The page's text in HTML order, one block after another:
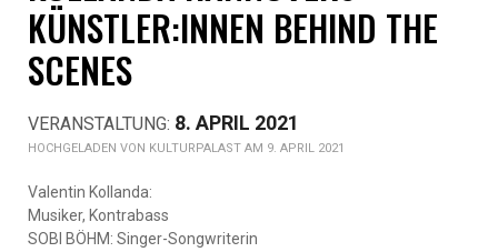
KÜNSTLER:INNEN BEHIND THE
SCENES
8. APRIL 2021
KULTURPALAST AM 9. APRIL 2021
Valentin Kollanda:
Musiker, Kontrabass
SOBI BÖHM: Singer-Songwriterin